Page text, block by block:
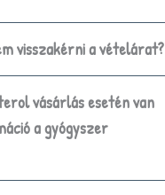
visszakérni a vételárat?
vásárlás esetén van
a gyógyszer